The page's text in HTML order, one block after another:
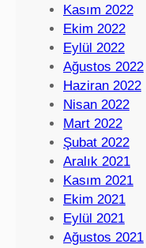
Kasım 2022
Ekim 2022
Eylül 2022
Ağustos 2022
Haziran 2022
Nisan 2022
Mart 2022
Şubat 2022
Aralık 2021
Kasım 2021
Ekim 2021
Eylül 2021
Ağustos 2021